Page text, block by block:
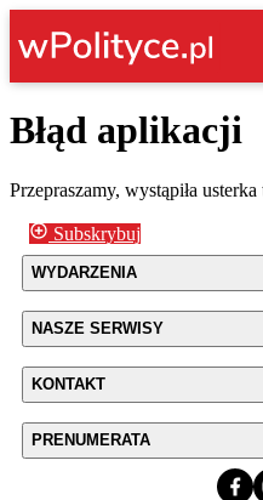
Błąd aplikacji
Przepraszamy, wystąpiła
Subskrybuj
WYDARZENIA
NASZE SERWISY
KONTAKT
PRENUMERATA